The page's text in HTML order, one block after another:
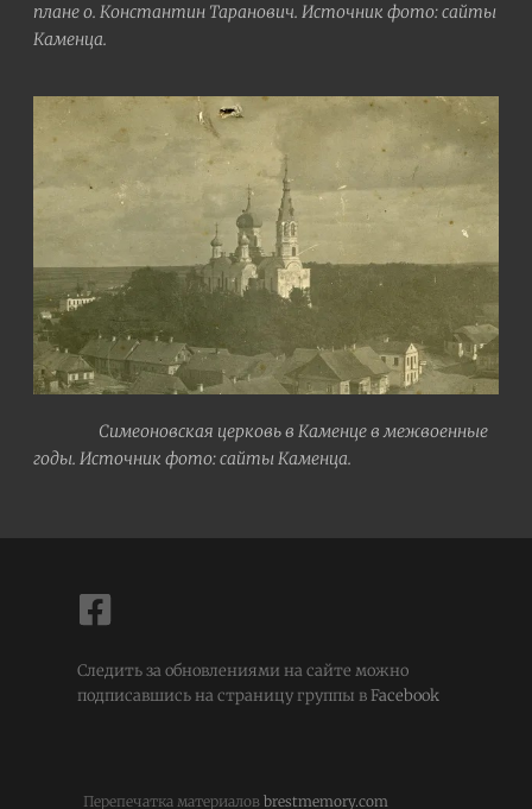
плане о. Константин Таранович. Источник фото: сайты
Каменца.
Симеоновская церковь в Каменце в межвоенные
годы. Источник фото: сайты Каменца.
Следить за обновлениями на сайте можно
подписавшись на страницу группы вFacebook
Перепечатка материалов brestmemory.com